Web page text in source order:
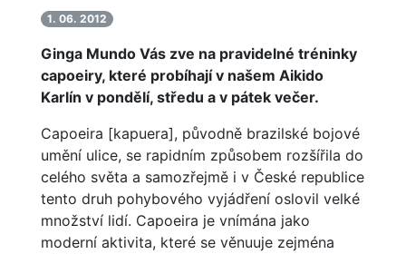
1. 06. 2012
Ginga Mundo Vás zve na pravidelné tréninky
capoeiry, které probíhají v našem Aikido
Karlín v pondělí, středu a v pátek večer.
Capoeira [kapuera], původně brazilské bojové
umění ulice, se rapidním způsobem rozšířila do
celého světa a samozřejmě i v České republice
tento druh pohybového vyjádření oslovil velké
množství lidí. Capoeira je vnímána jako
moderní aktivita, které se věnuuje zejména